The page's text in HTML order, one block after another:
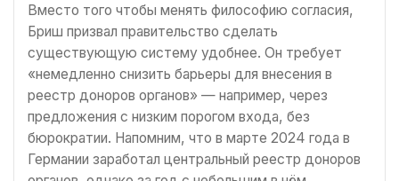
Вместо того чтобы менять философию согласия,
Бриш призвал правительство сделать
существующую систему удобнее. Он требует
«немедленно снизить барьеры для внесения в
реестр доноров органов» — например, через
предложения с низким порогом входа, без
бюрократии. Напомним, что в марте 2024 года в
Германии заработал центральный реестр доноров